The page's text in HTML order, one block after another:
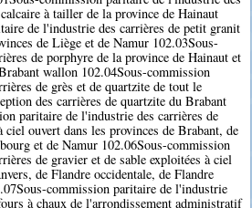
à tailler de la province de Hainaut
de l'industrie des carrières de petit granit
de Liège et de Namur 102.03Sous-
de porphyre de la province de Hainaut et
wallon 102.04Sous-commission
de grès et de quartzite de tout le
des carrières de quartzite du Brabant
paritaire de l'industrie des carrières de
ciel ouvert dans les provinces de Brabant, de
et de Namur 102.06Sous-commission
de gravier et de sable exploitées à ciel
de Flandre occidentale, de Flandre
commission paritaire de l'industrie
à chaux de l'arrondissement administratif